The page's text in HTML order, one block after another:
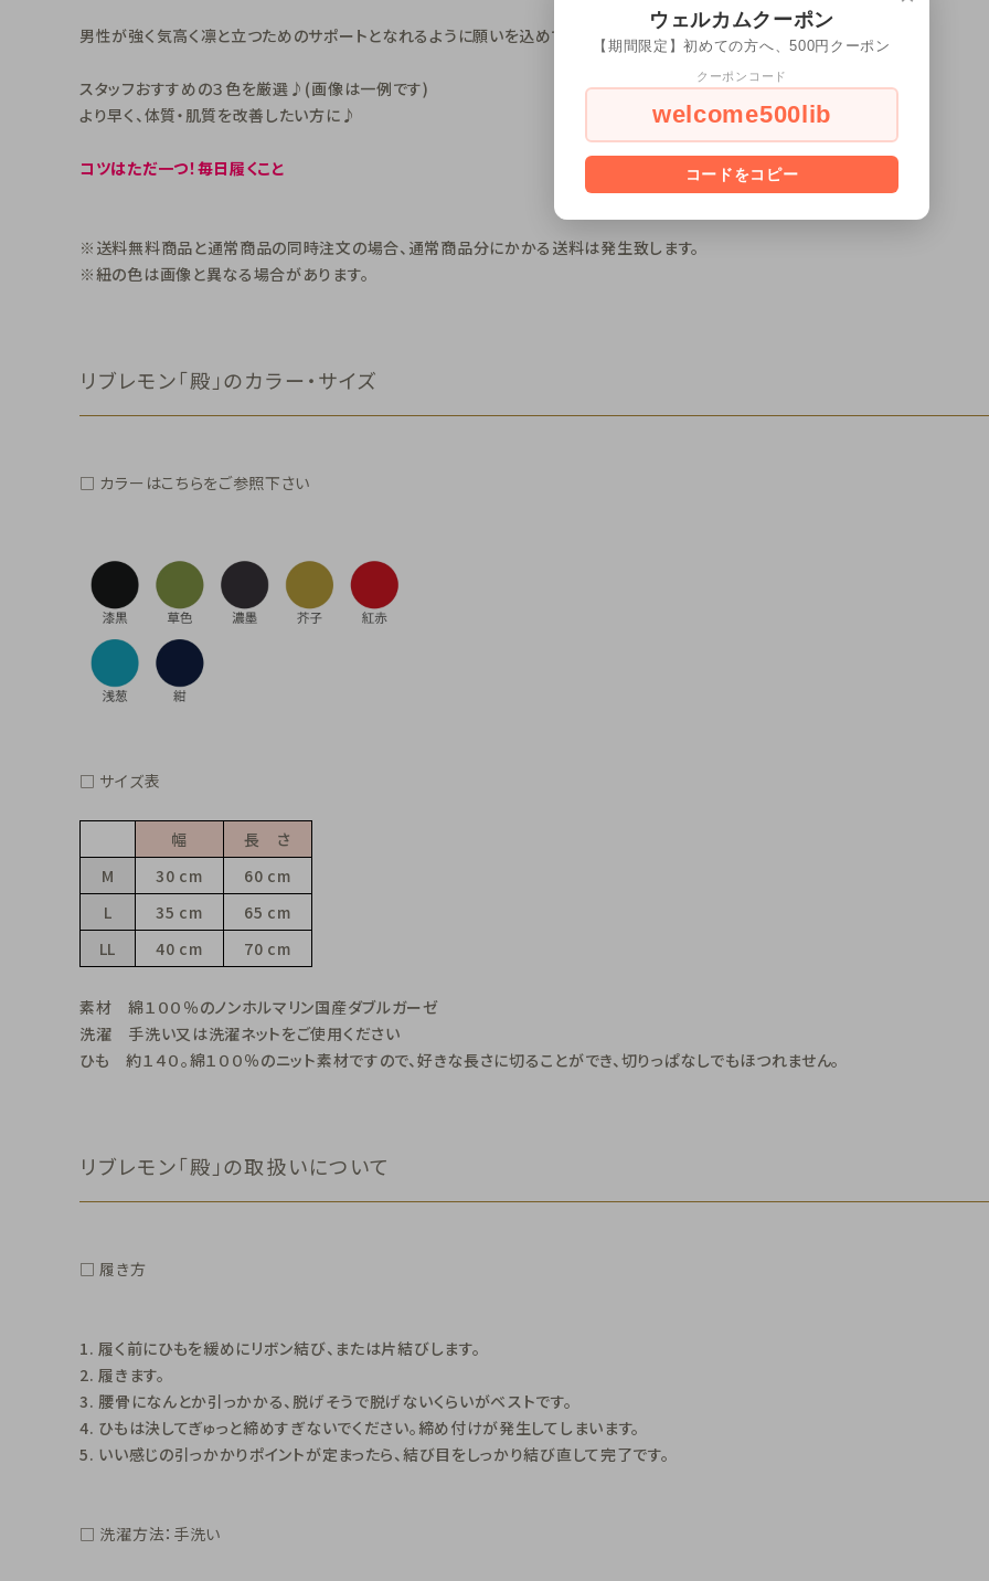
男性が強く気高く凛と立つためのサポートとなれるように願いを込めて。
スタッフおすすめの３色を厳選♪(画像は一例です)
より早く、体質・肌質を改善したい方に♪
コツはただ一つ！毎日履くこと
※送料無料商品と通常商品の同時注文の場合、通常商品分にかかる送料は発生致します。
※紐の色は画像と異なる場合があります。
リブレモン「殿」のカラー・サイズ
□ カラーはこちらをご参照下さい
□ サイズ表
幅
長 さ
M
30 cm
60 cm
L
35 cm
65 cm
LL
40 cm 70 cm
素材 綿１００％のノンホルマリン国産ダブルガーゼ
洗濯 手洗い又は洗濯ネットをご使用ください
ひも 約１４０。綿１００％のニット素材ですので、好きな長さに切ることができ、切りっぱなしでもほつれません。
リブレモン「殿」の取扱いについて
□ 履き方
1. 履く前にひもを緩めにリボン結び、または片結びします。
2. 履きます。
3. 腰骨になんとか引っかかる、脱げそうで脱げないくらいがベストです。
4. ひもは決してぎゅっと締めすぎないでください。締め付けが発生してしまいます。
5. いい感じの引っかかりポイントが定まったら、結び目をしっかり結び直して完了です。
□ 洗濯方法：手洗い
ウェルカムクーポン
【期間限定】初めての方へ、500円クーポン
クーポンコード
welcome500lib
コードをコピー